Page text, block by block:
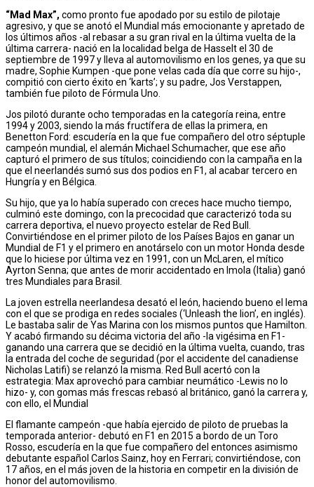
“Mad Max”, como pronto fue apodado por su estilo de pilotaje
agresivo, y que se anotó el Mundial más emocionante y apretado de
los últimos años -al rebasar a su gran rival en la última vuelta de la
última carrera- nació en la localidad belga de Hasselt el 30 de
septiembre de 1997 y lleva al automovilismo en los genes, ya que su
madre, Sophie Kumpen -que pone velas cada día que corre su hijo-,
compitió con cierto éxito en ‘karts’; y su padre, Jos Verstappen,
también fue piloto de Fórmula Uno.
Jos pilotó durante ocho temporadas en la categoría reina, entre
1994 y 2003, siendo la más fructífera de ellas la primera, en
Benetton Ford: escudería en la que fue compañero del otro séptuple
campeón mundial, el alemán Michael Schumacher, que ese año
capturó el primero de sus títulos; coincidiendo con la campaña en la
que el neerlandés sumó sus dos podios en F1, al acabar tercero en
Hungría y en Bélgica.
Su hijo, que ya lo había superado con creces hace mucho tiempo,
culminó este domingo, con la precocidad que caracterizó toda su
carrera deportiva, el nuevo proyecto estelar de Red Bull.
Convirtiéndose en el primer piloto de los Países Bajos en ganar un
Mundial de F1 y el primero en anotárselo con un motor Honda desde
que lo hiciese por última vez en 1991, con un McLaren, el mítico
Ayrton Senna; que antes de morir accidentado en Imola (Italia) ganó
tres Mundiales para Brasil.
La joven estrella neerlandesa desató el león, haciendo bueno el lema
con el que se prodiga en redes sociales (‘Unleash the lion’, en inglés).
Le bastaba salir de Yas Marina con los mismos puntos que Hamilton.
Y acabó firmando su décima victoria del año -la vigésima en F1-
ganando una carrera que se decidió en la última vuelta, cuando, tras
la entrada del coche de seguridad (por el accidente del canadiense
Nicholas Latifi) se relanzó la misma. Red Bull acertó con la
estrategia: Max aprovechó para cambiar neumático -Lewis no lo
hizo- y, con gomas más frescas rebasó al británico, ganó la carrera y,
con ello, el Mundial
El flamante campeón -que había ejercido de piloto de pruebas la
temporada anterior- debutó en F1 en 2015 a bordo de un Toro
Rosso, escudería en la que fue compañero del entonces asimismo
debutante español Carlos Sainz, hoy en Ferrari; convirtiéndose, con
17 años, en el más joven de la historia en competir en la división de
honor del automovilismo.